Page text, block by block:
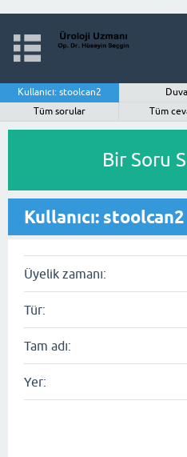
Kullanıcı: stoolcan2
Tüm sorular
Tüm
Bir Soru
Kullanıcı: stoolcan2
Üyelik zamanı:
Tür:
Tam adı:
Yer: